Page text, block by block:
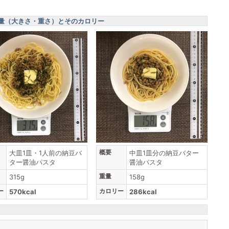
（大きさ・重さ）とそのカロリー
大皿1皿・1人前の納豆バ
ター醤油パスタ
315g
570kcal
概要
中皿1皿分の納豆バター
醤油パスタ
重量 158g
カロリー 286kcal